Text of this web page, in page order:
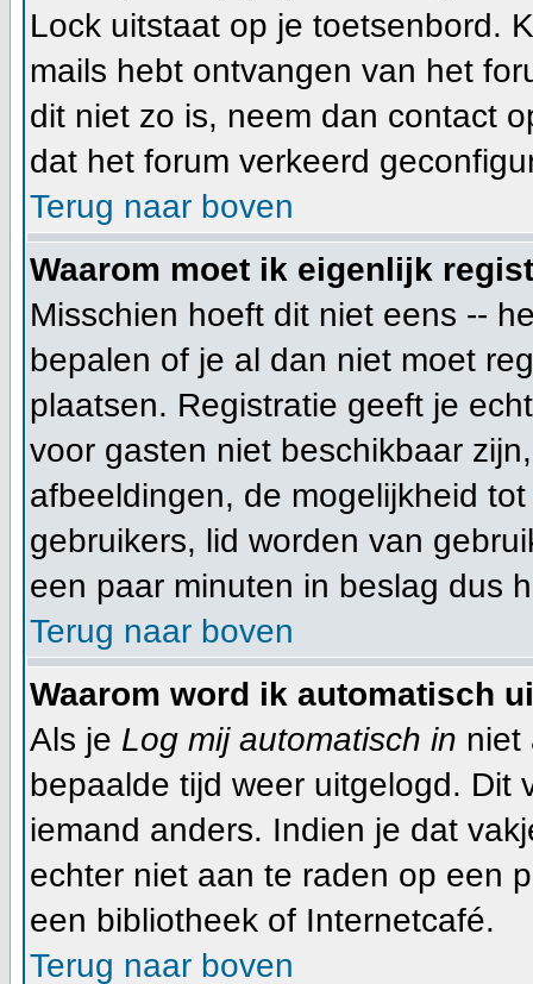
Lock uitstaat op je toetsenbord.
mails hebt ontvangen van het
dit niet zo is, neem dan contact
dat het forum verkeerd
Terug naar boven
Waarom moet ik eigenlijk
Misschien hoeft dit niet eens --
bepalen of je al dan niet moet
plaatsen. Registratie geeft je
voor gasten niet beschikbaar
afbeeldingen, de mogelijkheid
gebruikers, lid worden van
een paar minuten in beslag dus
Terug naar boven
Waarom word ik automatisch
Als je Log mij automatisch in niet
bepaalde tijd weer uitgelogd. Dit
iemand anders. Indien je dat
echter niet aan te raden op een
een bibliotheek of Internetcafé.
Terug naar boven